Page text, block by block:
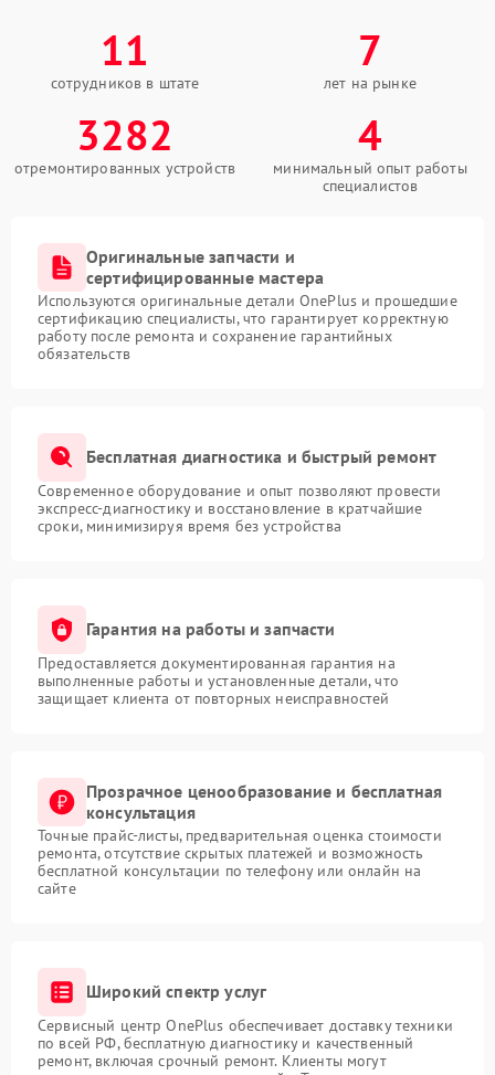
11
сотрудников в штате
7
лет на рынке
3282
отремонтированных устройств
4
минимальный опыт работы
специалистов
Оригинальные запчасти и
сертифицированные мастера
Используются оригинальные детали OnePlus и прошедшие
сертификацию специалисты, что гарантирует корректную
работу после ремонта и сохранение гарантийных
обязательств
Бесплатная диагностика и быстрый ремонт
Современное оборудование и опыт позволяют провести
экспресс-диагностику и восстановление в кратчайшие
сроки, минимизируя время без устройства
Гарантия на работы и запчасти
Предоставляется документированная гарантия на
выполненные работы и установленные детали, что
защищает клиента от повторных неисправностей
Прозрачное ценообразование и бесплатная
консультация
Точные прайс-листы, предварительная оценка стоимости
ремонта, отсутствие скрытых платежей и возможность
бесплатной консультации по телефону или онлайн на
сайте
Широкий спектр услуг
Сервисный центр OnePlus обеспечивает доставку техники
по всей РФ, бесплатную диагностику и качественный
ремонт, включая срочный ремонт. Клиенты могут